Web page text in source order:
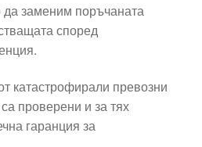
заменим поръчаната
според
катастрофирали превозни
проверени и за тях
гаранция за